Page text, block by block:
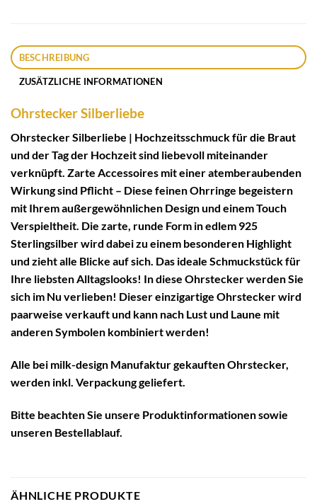
BESCHREIBUNG
ZUSÄTZLICHE INFORMATIONEN
Ohrstecker Silberliebe
Ohrstecker Silberliebe | Hochzeitsschmuck für die Braut
und der Tag der Hochzeit sind liebevoll miteinander
verknüpft. Zarte Accessoires mit einer atemberaubenden
Wirkung sind Pflicht – Diese feinen Ohrringe begeistern
mit Ihrem außergewöhnlichen Design und einem Touch
Verspieltheit. Die zarte, runde Form in edlem 925
Sterlingsilber wird dabei zu einem besonderen Highlight
und zieht alle Blicke auf sich. Das ideale Schmuckstück für
Ihre liebsten Alltagslooks! In diese Ohrstecker werden Sie
sich im Nu verlieben! Dieser einzigartige Ohrstecker wird
paarweise verkauft und kann nach Lust und Laune mit
anderen Symbolen kombiniert werden!
Alle bei milk-design Manufaktur gekauften Ohrstecker,
werden inkl. Verpackung geliefert.
Bitte beachten Sie unsere Produktinformationensowie
unseren Bestellablauf.
ÄHNLICHE PRODUKTE